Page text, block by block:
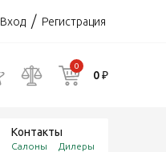
Вход / Регистрация
0
0 ₽
Контакты
Салоны Дилеры